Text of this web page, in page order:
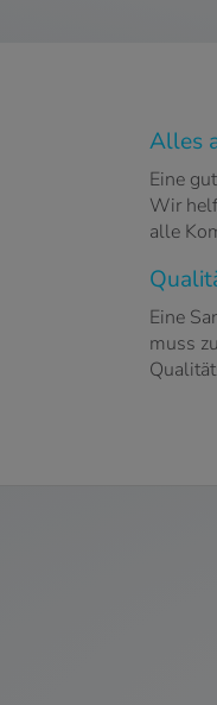
Alles
Eine
Wir
alle
Eine
muss